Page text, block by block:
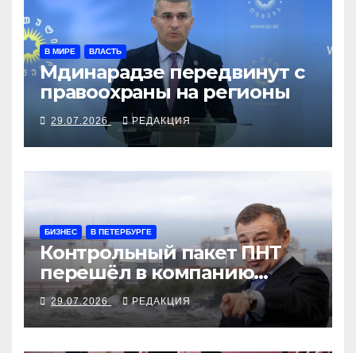
В МИРЕ ВЛАСТЬ
Мдинарадзе передвинут с
правоохраны на регионы
29.07.2026 РЕДАКЦИЯ
БИЗНЕС В ПЕТЕРБУРГЕ
Контрольный пакет ПНТ
перешёл в компанию
Ротенбергов
29.07.2026 РЕДАКЦИЯ